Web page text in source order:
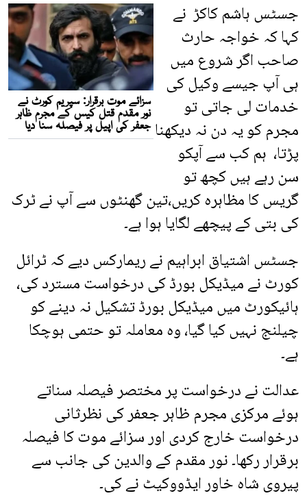
جسٹس ہاشم کاکڑ نے
کہا کہ خواجہ حارث
صاحب اگر شروع میں
ہی آپ جیسے وکیل کی
خدمات لی جاتی تو
مجرم کو یہ دن نہ دیکھنا
پڑتا، ہم کب سے آپکو
سن رہے ہیں کچھ تو
گریس کا مظاہرہ کریں،تین گھنٹوں سے آپ نے ٹرک
کی بتی کے پیچھے لگایا ہوا ہے۔
جسٹس اشتیاق ابراہیم نے ریمارکس دیے کہ ٹرائل
کورٹ نے میڈیکل بورڈ کی درخواست مسترد کی،
ہائیکورٹ میں میڈیکل بورڈ تشکیل نہ دینے کو
چیلنج نہیں کیا گیا، وہ معاملہ تو حتمی ہوچکا
ہے۔
عدالت نے درخواست پر مختصر فیصلہ سناتے
ہوئے مرکزی مجرم ظاہر جعفر کی نظرثانی
درخواست خارج کردی اور سزائے موت کا فیصلہ
برقرار رکھا۔ نور مقدم کے والدین کی جانب سے
پیروی شاہ خاور ایڈووکیٹ نے کی۔